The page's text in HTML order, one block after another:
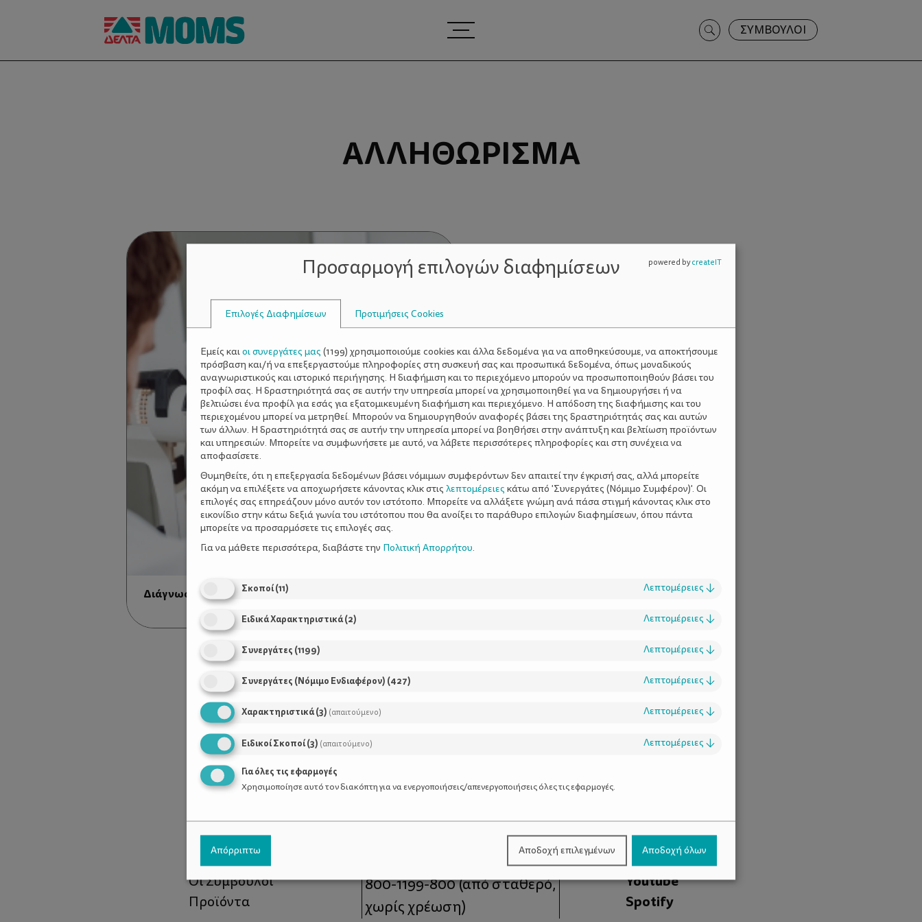
Search
for:
ΣΥΜΒΟΥΛΟΙ
ΑΛΛΗΘΏΡΙΣΜΑ
Διάγνωση: «στραβισμός»
Χρήσιμοι Σύνδεσμοι
Τι είναι το ΔΕΛΤΑ moms
Οι Σύμβουλοι
Προϊόντα
Τηλέφωνο Επικοινωνίας:
800-1199-800(από σταθερό,
χωρίς χρέωση)
Facebook
Instagram
Youtube
Spotify
Προσαρμογή επιλογών διαφημίσεων
Επιλογές Διαφημίσεων Προτιμήσεις Cookies
Εμείς καιοι συνεργάτες μας (1199) χρησιμοποιούμε cookies και άλλα δεδομένα για να αποθηκεύσουμε, να αποκτήσουμε
πρόσβαση και/ή να επεξεργαστούμε πληροφορίες στη συσκευή σας και προσωπικά δεδομένα, όπως μοναδικούς
αναγνωριστικούς και ιστορικό περιήγησης. Η διαφήμιση και το περιεχόμενο μπορούν να προσωποποιηθούν βάσει του
προφίλ σας. Η δραστηριότητά σας σε αυτήν την υπηρεσία μπορεί να χρησιμοποιηθεί για να δημιουργήσει ή να
βελτιώσει ένα προφίλ για εσάς για εξατομικευμένη διαφήμιση και περιεχόμενο. Η απόδοση της διαφήμισης και του
περιεχομένου μπορεί να μετρηθεί. Μπορούν να δημιουργηθούν αναφορές βάσει της δραστηριότητάς σας και αυτών
των άλλων. Η δραστηριότητά σας σε αυτήν την υπηρεσία μπορεί να βοηθήσει στην ανάπτυξη και βελτίωση προϊόντων
και υπηρεσιών. Μπορείτε να συμφωνήσετε με αυτό, να λάβετε περισσότερες πληροφορίες και στη συνέχεια να
αποφασίσετε.
Θυμηθείτε, ότι η επεξεργασία δεδομένων βάσει νόμιμων συμφερόντων δεν απαιτεί την έγκρισή σας, αλλά μπορείτε
ακόμη να επιλέξετε να αποχωρήσετε κάνοντας κλικ στις λεπτομέρειες κάτω από 'Συνεργάτες (Νόμιμο Συμφέρον)'. Οι
επιλογές σας επηρεάζουν μόνο αυτόν τον ιστότοπο. Μπορείτε να αλλάξετε γνώμη ανά πάσα στιγμή κάνοντας κλικ στο
εικονίδιο στην κάτω δεξιά γωνία του ιστότοπου που θα ανοίξει το παράθυρο επιλογών διαφημίσεων, όπου πάντα
μπορείτε να προσαρμόσετε τις επιλογές σας.
Για να μάθετε περισσότερα, διαβάστε την Πολιτική Απορρήτου.
Σκοποί(11) Λεπτομέρειες ↓
Ειδικά Χαρακτηριστικά(2) Λεπτομέρειες ↓
Συνεργάτες (1199) Λεπτομέρειες ↓
Συνεργάτες (Νόμιμο Ενδιαφέρον) (427) Λεπτομέρειες ↓
Χαρακτηριστικά(3) (απαιτούμενο) Λεπτομέρειες ↓
Ειδικοί Σκοποί(3) (απαιτούμενο) Λεπτομέρειες ↓
Για όλες τις εφαρμογές
Χρησιμοποίησε αυτό τον διακόπτη για να ενεργοποιήσεις/απενεργοποιήσεις όλες τις εφαρμογές.
Απόρριπτω Αποδοχή επιλεγμένων Αποδοχή όλων
powered bycreateIT